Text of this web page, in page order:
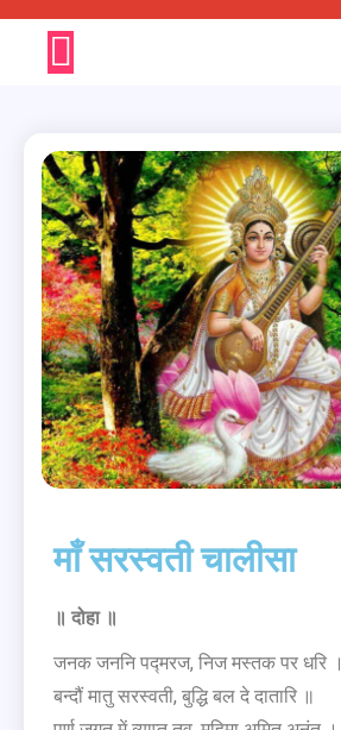
माँ सरस्वती चालीसा
॥ दोहा ॥
जनक जननि पद्मरज, निज मस्तक पर धरि ।
बन्दौं मातु सरस्वती, बुद्धि बल दे दातारि ॥